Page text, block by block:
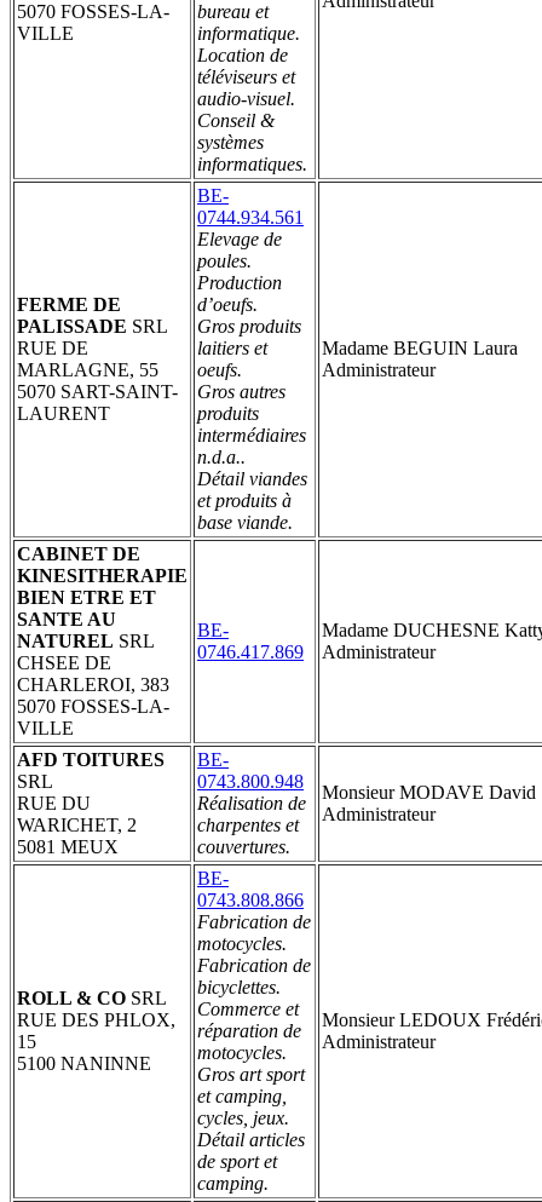
5070 FOSSES-LA-
VILLE
bureau et
informatique.
Location de
téléviseurs et
audio-visuel.
Conseil &
systèmes
informatiques.
FERME DE
PALISSADE SRL
RUE DE
MARLAGNE, 55
5070 SART-SAINT-
LAURENT
BE-
0744.934.561
Elevage de
poules.
Production
d’oeufs.
Gros produits
laitiers et
oeufs.
Gros autres
produits
intermédiaires
n.d.a..
Détail viandes
et produits à
base viande.
Madame BEGUIN Laura
Administrateur
CABINET DE
KINESITHERAPIE
BIEN ETRE ET
SANTE AU
NATUREL SRL
CHSEE DE
CHARLEROI, 383
5070 FOSSES-LA-
VILLE
BE-
0746.417.869
Madame DUCHESNE
Administrateur
AFD TOITURES
SRL
RUE DU
WARICHET, 2
5081 MEUX
BE-
0743.800.948
Réalisation de
charpentes et
couvertures.
Monsieur MODAVE David
Administrateur
ROLL & CO SRL
RUE DES PHLOX,
15
5100 NANINNE
BE-
0743.808.866
Fabrication de
motocycles.
Fabrication de
bicyclettes.
Commerce et
réparation de
motocycles.
Gros art sport
et camping,
cycles, jeux.
Détail articles
de sport et
camping.
Monsieur LEDOUX
Administrateur